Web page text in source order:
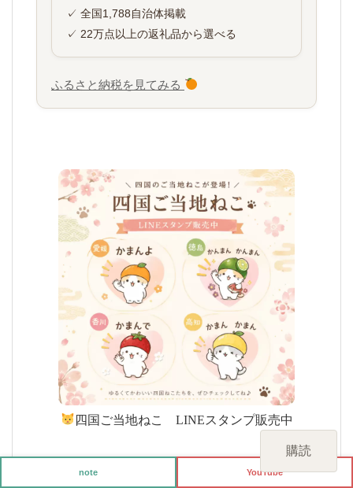
✓ 全国1,788自治体掲載
✓ 22万点以上の返礼品から選べる
ふるさと納税を見てみる
四国ご当地ねこ LINEスタンプ販売中
購読
note YouTube